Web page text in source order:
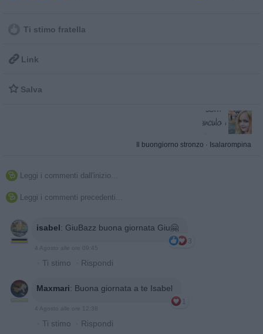
Ti stimo fratella
 Link
 Salva
Il buongiorno stronzo · Isalarompina
 Leggi i commenti dall'inizio...
 Leggi i commenti precedenti...
isabel: GiuBazz buona giornata Giu🤗
3
4 Agosto alle ore 09:45
· Ti stimo · Rispondi
Maxmari: Buona giornata a te Isabel
1
4 Agosto alle ore 12:38
· Ti stimo · Rispondi